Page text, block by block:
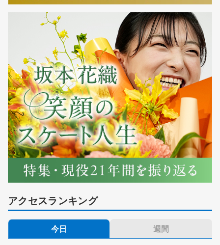
アクセスランキング
今日 週間